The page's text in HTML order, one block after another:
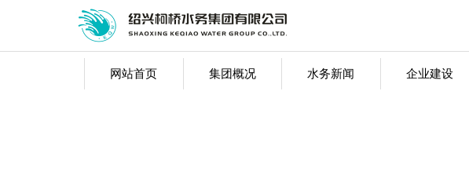
网站首页 集团概况 水务新闻 企业建设